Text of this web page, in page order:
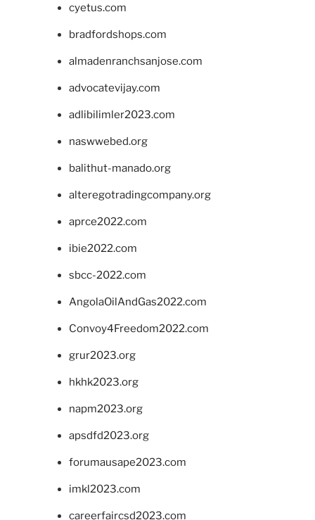
cyetus.com
bradfordshops.com
almadenranchsanjose.com
advocatevijay.com
adlibilimler2023.com
naswwebed.org
balithut-manado.org
alteregotradingcompany.org
aprce2022.com
ibie2022.com
sbcc-2022.com
AngolaOilAndGas2022.com
Convoy4Freedom2022.com
grur2023.org
hkhk2023.org
napm2023.org
apsdfd2023.org
forumausape2023.com
imkl2023.com
careerfaircsd2023.com